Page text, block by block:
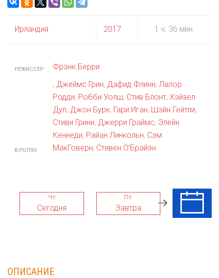
Ирландия 2017 1 ч. 36 мин.
РЕЖИССЕР Фрэнк Берри
В РОЛЯХ
, Джеймс Грин, Дафид Флинн, Лалор
Родди, Робби Уолш, Стив Блонт, Хэйзел
Дуп, Джон Бурк, Гари Иган, Шэйн Гейтли,
Стиви Грини, Джерри Граймс, Элейн
Кеннеди, Райан Линкольн, Сэм
МакГоверн, Стивен О’Брайэн
Чт
Сегодня
Пт
Завтра
Сб
ОПИСАНИЕ